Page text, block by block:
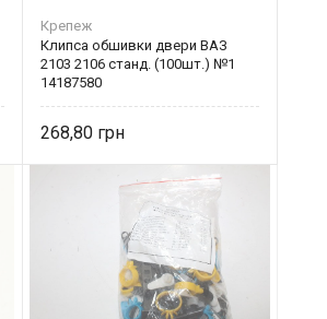
Крепеж
Клипса обшивки двери ВАЗ
2103 2106 станд. (100шт.) №1
14187580
268,80